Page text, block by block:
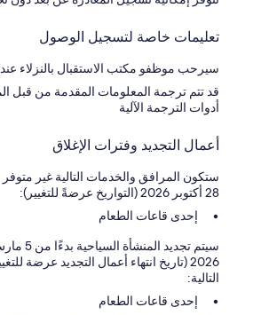
تعليمات خاصة لتسجيل الوصول
سيرحب موظفو مكتب الاستقبال بالنزلاء عند
قد تتم ترجمة المعلومات المقدمة من قبل
أدوات الترجمة الآلية
أعمال التجديد وفترات الإغلاق
28 أكتوبر 2026 (التواريخ عرضةً للتغيير):
إحدى قاعات الطعام
2026 (تاريخ انتهاء أعمال التجديد عرضة
التالية:
إحدى قاعات الطعام